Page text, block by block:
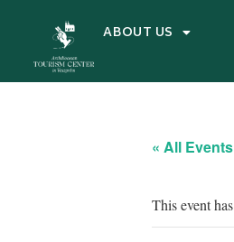
ABOUT US
« All Events
This event